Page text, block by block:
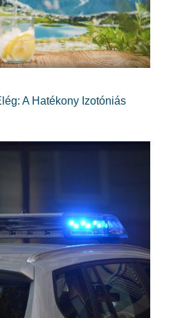
A Hatékony Izotóniás